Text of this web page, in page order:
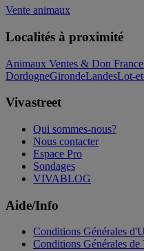
Vente animaux
Localités à proximité
Animaux Ventes & Don France
DordogneGirondeLandesLot-
Vivastreet
Qui sommes-nous?
Nous contacter
Espace Pro
Sondages
VIVABLOG
Aide/Info
Conditions Générales
Conditions Générales de